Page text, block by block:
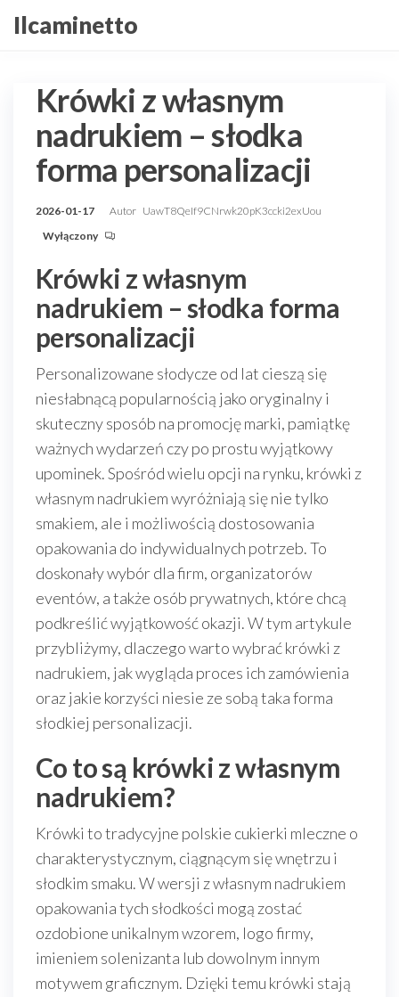
Przejdź
doIlcaminetto
Krówki z własnym
nadrukiem – słodka
forma personalizacji
2026-01-17 Autor UawT8QeIf9CNrwk20pK3ccki2exUou
Wyłączony
Krówki z własnym
nadrukiem – słodka forma
personalizacji
Personalizowane słodycze od lat cieszą się
niesłabnącą popularnością jako oryginalny i
skuteczny sposób na promocję marki, pamiątkę
ważnych wydarzeń czy po prostu wyjątkowy
upominek. Spośród wielu opcji na rynku, krówki z
własnym nadrukiem wyróżniają się nie tylko
smakiem, ale i możliwością dostosowania
opakowania do indywidualnych potrzeb. To
doskonały wybór dla firm, organizatorów
eventów, a także osób prywatnych, które chcą
podkreślić wyjątkowość okazji. W tym artykule
przybliżymy, dlaczego warto wybrać krówki z
nadrukiem, jak wygląda proces ich zamówienia
oraz jakie korzyści niesie ze sobą taka forma
słodkiej personalizacji.
Co to są krówki z własnym
nadrukiem?
Krówki to tradycyjne polskie cukierki mleczne o
charakterystycznym, ciągnącym się wnętrzu i
słodkim smaku. W wersji z własnym nadrukiem
opakowania tych słodkości mogą zostać
ozdobione unikalnym wzorem, logo firmy,
imieniem solenizanta lub dowolnym innym
motywem graficznym. Dzięki temu krówki stają